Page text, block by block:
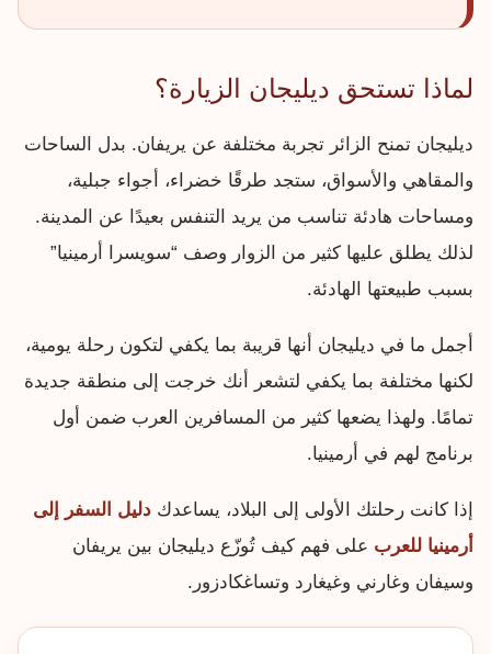
لماذا تستحق ديليجان الزيارة؟
ديليجان تمنح الزائر تجربة مختلفة عن يريفان. بدل الساحات
والمقاهي والأسواق، ستجد طرقًا خضراء، أجواء جبلية،
ومساحات هادئة تناسب من يريد التنفس بعيدًا عن المدينة.
لذلك يطلق عليها كثير من الزوار وصف “سويسرا أرمينيا”
بسبب طبيعتها الهادئة.
أجمل ما في ديليجان أنها قريبة بما يكفي لتكون رحلة يومية،
لكنها مختلفة بما يكفي لتشعر أنك خرجت إلى منطقة جديدة
تمامًا. ولهذا يضعها كثير من المسافرين العرب ضمن أول
برنامج لهم في أرمينيا.
إذا كانت رحلتك الأولى إلى البلاد، يساعدك دليل السفر إلى
أرمينيا للعرب على فهم كيف تُوزّع ديليجان بين يريفان
وسيفان وغارني وغيغارد وتساغكادزور.